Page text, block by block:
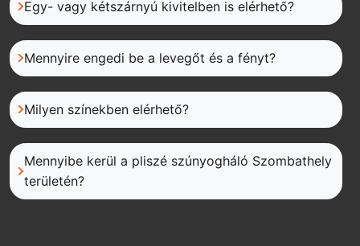
Egy- vagy kétszárnyú kivitelben is elérhető?
Mennyire engedi be a levegőt és a fényt?
Milyen színekben elérhető?
Mennyibe kerül a pliszé szúnyogháló Szombathely
területén?